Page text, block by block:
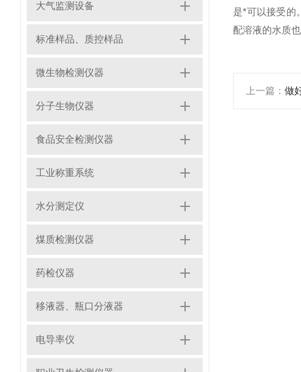
大气监测设备
标准样品、质控样品
微生物检测仪器
分子生物仪器
食品安全检测仪器
工业称重系统
水分测定仪
煤质检测仪器
药检仪器
移液器、瓶口分液器
电导率仪
是*可以接受的
配溶液的水质
上一篇： 做